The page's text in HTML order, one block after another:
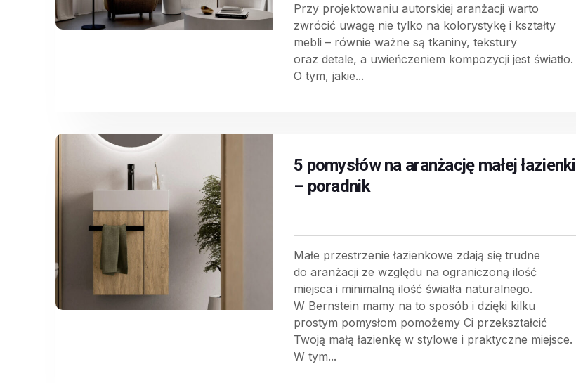
Przy projektowaniu autorskiej aranżacji warto
zwrócić uwagę nie tylko na kolorystykę i kształty
mebli – równie ważne są tkaniny, tekstury
oraz detale, a uwieńczeniem kompozycji jest światło.
O tym, jakie...
5 pomysłów na aranżację małej łazienki
– poradnik
Małe przestrzenie łazienkowe zdają się trudne
do aranżacji ze względu na ograniczoną ilość
miejsca i minimalną ilość światła naturalnego.
W Bernstein mamy na to sposób i dzięki kilku
prostym pomysłom pomożemy Ci przekształcić
Twoją małą łazienkę w stylowe i praktyczne miejsce.
W tym...